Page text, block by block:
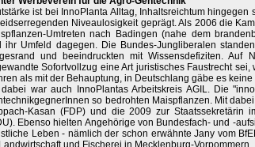
ist bei InnoPlanta Alltag, Inhaltsreichtum
Niveaulosigkeit geprägt. Als 2006 die
Umtreten nach Badingen (nahe dem
ihr Umfeld dagegen. Die Bundes-Jungliberalen
und beeindruckten mit Wissensdefiziten. Auf
Sofortvollzug eine Art juristisches Faustrecht
als mit der Behauptung, in Deutschlang gäbe es
dabei war auch InnoPlantas Arbeitskreis AGIL. Die
so bedrohten Maispflanzen. Mit
Kasan (FDP) und die 2009 zur Staatssekretärin
Ebenso hielten Angehörige von Bundesfach- und -
Leben - nämlich der schon erwähnte Jany vom